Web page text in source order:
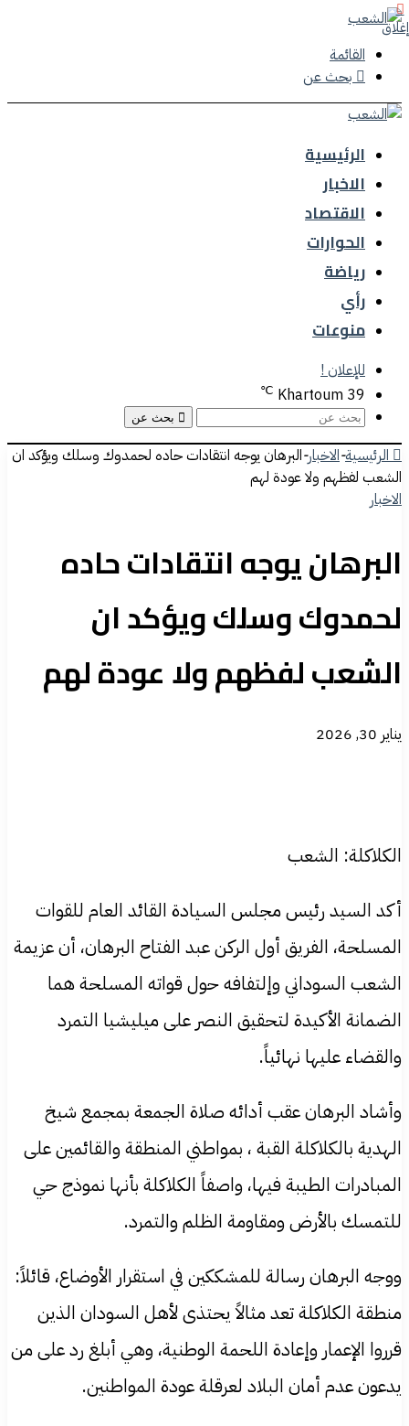
القائمة
بحث عن
الرئيسية
الاخبار
الاقتصاد
الحوارات
رياضة
رأي
منوعات
للإعلان !
Khartoum 39
℃
بحث عن
الرئيسية-الاخبار-البرهان يوجه انتقادات حاده لحمدوك وسلك ويؤكد ان
الشعب لفظهم ولا عودة لهم
الاخبار
البرهان يوجه انتقادات حاده
لحمدوك وسلك ويؤكد ان
الشعب لفظهم ولا عودة لهم
يناير 30, 2026
الكلاكلة: الشعب
​أكد السيد رئيس مجلس السيادة القائد العام للقوات
المسلحة، الفريق أول الركن عبد الفتاح البرهان، أن عزيمة
الشعب السوداني وإلتفافه حول قواته المسلحة هما
الضمانة الأكيدة لتحقيق النصر على ميليشيا التمرد
والقضاء عليها نهائياً.
​وأشاد البرهان عقب أدائه صلاة الجمعة بمجمع شيخ
الهدية بالكلاكلة القبة ، بمواطني المنطقة والقائمين على
المبادرات الطيبة فيها، واصفاً الكلاكلة بأنها نموذج حي
للتمسك بالأرض ومقاومة الظلم والتمرد.
ووجه البرهان رسالة للمشككين في استقرار الأوضاع، قائلاً: ​
منطقة الكلاكلة تعد مثالاً يحتذى لأهل السودان الذين
قرروا الإعمار وإعادة اللحمة الوطنية، وهي أبلغ رد على من
يدعون عدم أمان البلاد لعرقلة عودة المواطنين.
إغلاق